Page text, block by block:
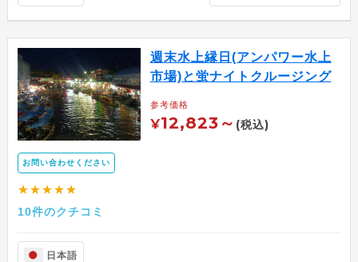
お問い合わせください
★★★★★
10件のクチコミ
週末水上縁日(アンパワー水上
市場)と蛍ナイトクルージング
参考価格
¥12,823～ (税込)
日本語